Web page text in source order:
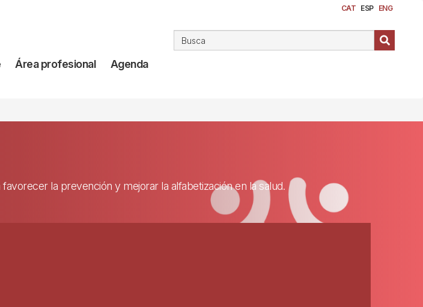
CAT ESP ENG
Área profesional Agenda
la prevención y mejorar la alfabetización en la salud.